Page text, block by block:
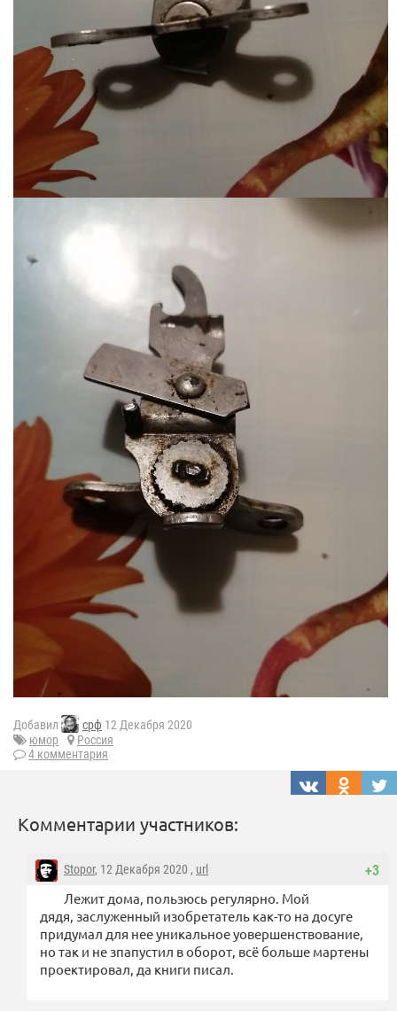
Добавил срф 12 Декабря 2020
юмор
Россия
4 комментария
Комментарии участников:
+3
Stopor, 12 Декабря 2020 , url
Лежит дома, пользюсь регулярно. Мой
дядя, заслуженный изобретатель как-то на досуге
придумал для нее уникальное уовершенствование,
но так и не зпапустил в оборот, всё больше мартены
проектировал, да книги писал.